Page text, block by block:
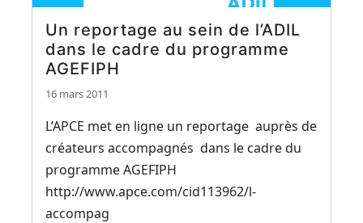
Un reportage au sein de l’ADIL
dans le cadre du programme
AGEFIPH
16 mars 2011
L’APCE met en ligne un reportage auprès de
créateurs accompagnés dans le cadre du
programme AGEFIPH
http://www.apce.com/cid113962/l-
accompag